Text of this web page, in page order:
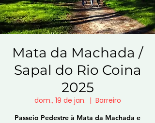
Mata da Machada /
Sapal do Rio Coina
2025
dom., 19 de jan.
  |
Barreiro
Passeio Pedestre à Mata da Machada e